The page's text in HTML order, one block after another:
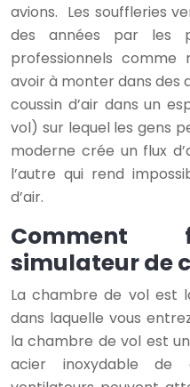
avions. Les souffleries
des années par les
professionnels comme
avoir à monter dans des
coussin d’air dans un
vol) sur lequel les gens
moderne crée un flux
l’autre qui rend
d’air.
Comment
simulateur de
La chambre de vol est
dans laquelle vous
la chambre de vol est
acier inoxydable de